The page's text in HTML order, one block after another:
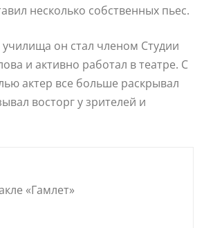
несколько собственных пьес.
он стал членом Студии
и активно работал в театре. С
актер все больше раскрывал
восторг у зрителей и
«Гамлет»